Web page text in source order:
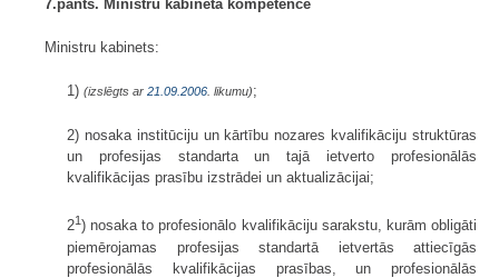
7.pants. Ministru kabineta kompetence
Ministru kabinets:
1) (izslēgts ar 21.09.2006 . likumu);
2) nosaka institūciju un kārtību nozares kvalifikāciju struktūras
un profesijas standarta un tajā ietverto profesionālās
kvalifikācijas prasību izstrādei un aktualizācijai;
21 ) nosaka to profesionālo kvalifikāciju sarakstu, kurām obligāti
piemērojamas profesijas standartā ietvertās attiecīgās
profesionālās kvalifikācijas prasības, un profesionālās